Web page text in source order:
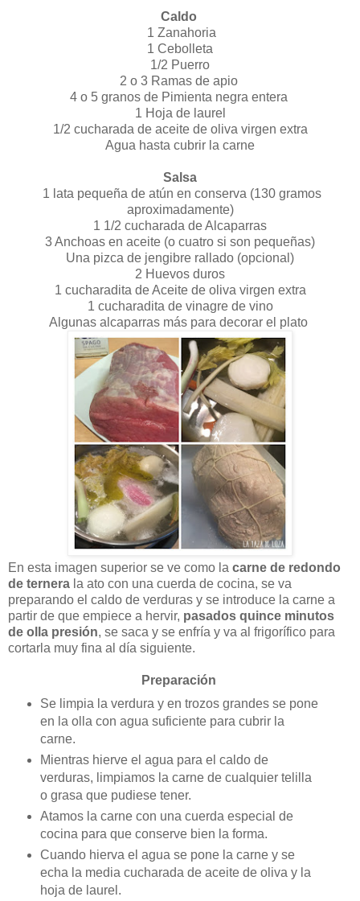
Caldo
1 Zanahoria
1 Cebolleta
1/2 Puerro
2 o 3 Ramas de apio
4 o 5 granos de Pimienta negra entera
1 Hoja de laurel
1/2 cucharada de aceite de oliva virgen extra
Agua hasta cubrir la carne
Salsa
1 lata pequeña de atún en conserva (130 gramos
aproximadamente)
1 1/2 cucharada de Alcaparras
3 Anchoas en aceite (o cuatro si son pequeñas)
Una pizca de jengibre rallado (opcional)
2 Huevos duros
1 cucharadita de Aceite de oliva virgen extra
1 cucharadita de vinagre de vino
Algunas alcaparras más para decorar el plato
En esta imagen superior se ve como la carne de redondo
de ternera la ato con una cuerda de cocina, se va
preparando el caldo de verduras y se introduce la carne a
partir de que empiece a hervir, pasados quince minutos
de olla presión, se saca y se enfría y va al frigorífico para
cortarla muy fina al día siguiente.
Preparación
Se limpia la verdura y en trozos grandes se pone
en la olla con agua suficiente para cubrir la
carne.
Mientras hierve el agua para el caldo de
verduras, limpiamos la carne de cualquier telilla
o grasa que pudiese tener.
Atamos la carne con una cuerda especial de
cocina para que conserve bien la forma.
Cuando hierva el agua se pone la carne y se
echa la media cucharada de aceite de oliva y la
hoja de laurel.